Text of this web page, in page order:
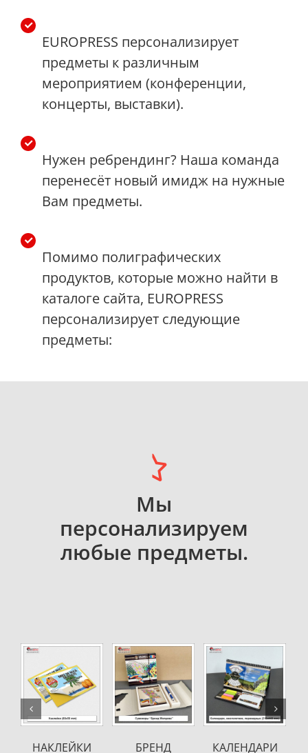
EUROPRESS персонализирует
предметы к различным
мероприятием (конференции,
концерты, выставки).
Нужен ребрендинг? Наша команда
перенесёт новый имидж на нужные
Вам предметы.
Помимо полиграфических
продуктов, которые можно найти в
каталоге сайта, EUROPRESS
персонализирует следующие
предметы:
Мы
персонализируем
любые предметы.
БЛОКНОТЫ УПАКОВКА